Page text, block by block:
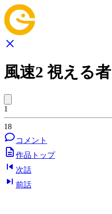
風速2 視える者
1
18
コメント
作品トップ
次話
前話